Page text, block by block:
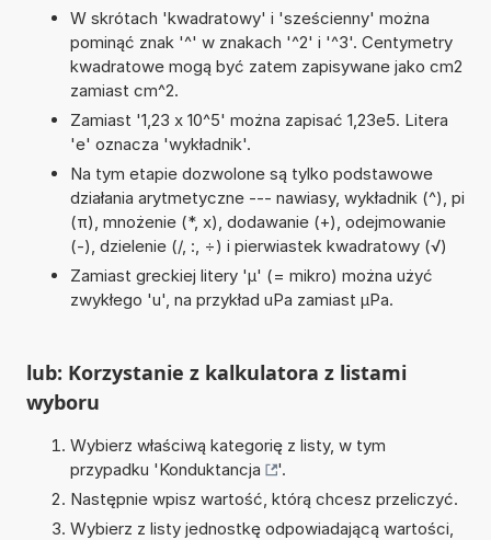
W skrótach 'kwadratowy' i 'sześcienny' można
pominąć znak '^' w znakach '^2' i '^3'. Centymetry
kwadratowe mogą być zatem zapisywane jako cm2
zamiast cm^2.
Zamiast '1,23 x 10^5' można zapisać 1,23e5. Litera
'e' oznacza 'wykładnik'.
Na tym etapie dozwolone są tylko podstawowe
działania arytmetyczne --- nawiasy, wykładnik (^), pi
(π), mnożenie (*, x), dodawanie (+), odejmowanie
(-), dzielenie (/, :, ÷) i pierwiastek kwadratowy (√)
Zamiast greckiej litery 'µ' (= mikro) można użyć
zwykłego 'u', na przykład uPa zamiast µPa.
lub: Korzystanie z kalkulatora z listami
wyboru
Wybierz właściwą kategorię z listy, w tym
przypadku 'Konduktancja
'.
Następnie wpisz wartość, którą chcesz przeliczyć.
Wybierz z listy jednostkę odpowiadającą wartości,